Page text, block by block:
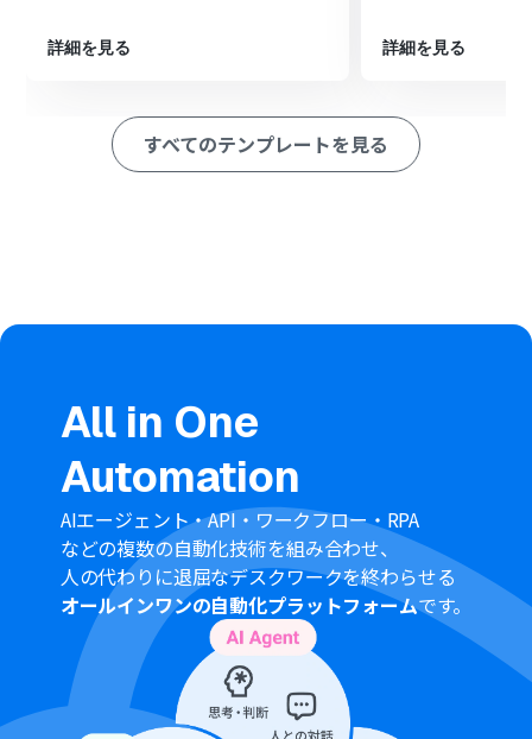
Garoonのトリガー設定では、対象としたい申請フォーム
スや件名、本文の内容を自由にカスタマイズできます。
Garoonの申請内容を本文に含めることも可能です。
詳細を見る 詳細を見る
すべてのテンプレートを見る
All in One
Automation
AIエージェント・API・ワークフロー・RPA
などの複数の自動化技術を組み合わせ、
人の代わりに退屈なデスクワークを終わらせる
オールインワンの自動化プラットフォームです。